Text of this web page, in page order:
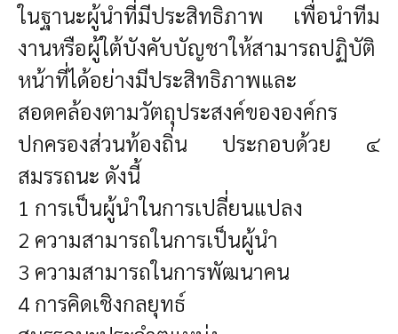
ในฐานะผู้นำที่มีประสิทธิภาพ เพื่อนำทีม
งานหรือผู้ใต้บังคับบัญชาให้สามารถปฏิบัติ
หน้าที่ได้อย่างมีประสิทธิภาพและ
สอดคล้องตามวัตถุประสงค์ขององค์กร
ปกครองส่วนท้องถิ่น ประกอบด้วย ๔
สมรรถนะ ดังนี้
1 การเป็นผู้นำในการเปลี่ยนแปลง
2 ความสามารถในการเป็นผู้นำ
3 ความสามารถในการพัฒนาคน
4 การคิดเชิงกลยุทธ์